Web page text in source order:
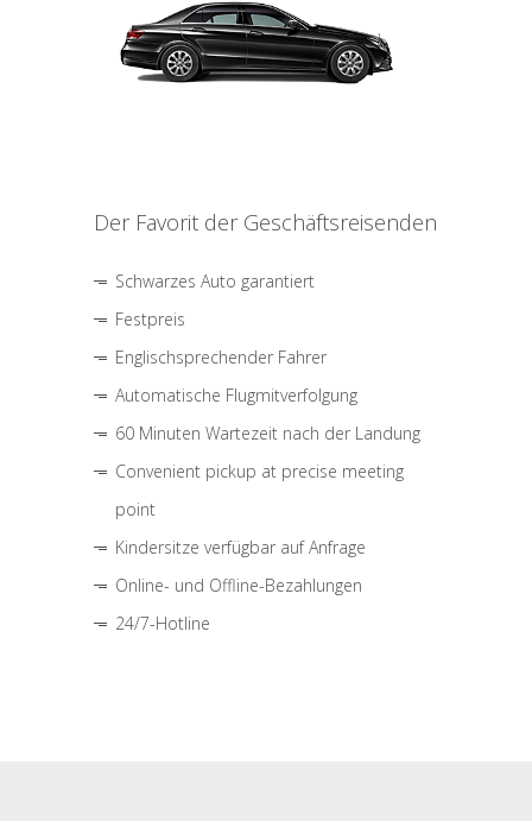
Der Favorit der Geschäftsreisenden
Schwarzes Auto garantiert
Festpreis
Englischsprechender Fahrer
Automatische Flugmitverfolgung
60 Minuten Wartezeit nach der Landung
Convenient pickup at precise meeting
point
Kindersitze verfügbar auf Anfrage
Online- und Offline-Bezahlungen
24/7-Hotline